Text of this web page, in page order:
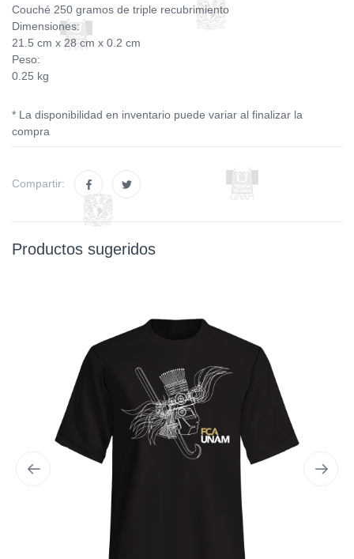
Couché 250 gramos de triple recubrimiento
Dimensiones:
21.5 cm x 28 cm x 0.2 cm
Peso:
0.25 kg
* La disponibilidad en inventario puede variar al finalizar la
compra
Compartir:
Productos sugeridos